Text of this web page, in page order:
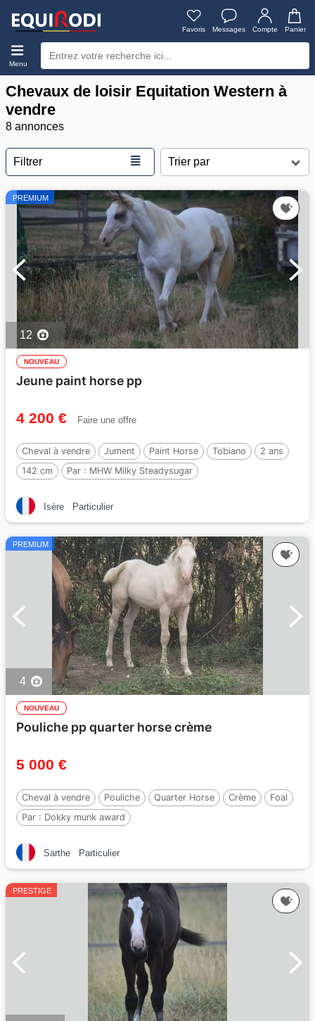
Favoris Messages Compte Panier
Menu
Chevaux de loisir Equitation Western à
vendre
8 annonces
Filtrer ≣
PREMIUM
12
NOUVEAU
Jeune paint horse pp
4 200 € Faire une offre
Cheval à vendre Jument Paint Horse Tobiano
2 ans
142 cm
Par : MHW Milky Steadysugar
Isère Particulier
PREMIUM
4
NOUVEAU
Pouliche pp quarter horse crème
5 000 €
Cheval à vendre Pouliche Quarter Horse Crème
Foal
Par : Dokky munk award
Sarthe Particulier
PRESTIGE